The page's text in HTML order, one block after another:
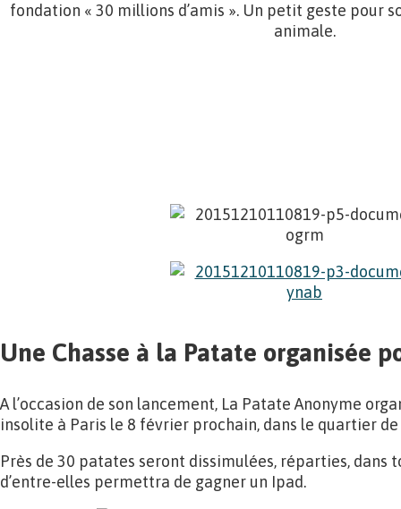
fondation « 30 millions d’amis ». Un petit geste pour
animale.
Une Chasse à la Patate organisée
A l’occasion de son lancement, La Patate Anonyme
insolite à Paris le 8 février prochain, dans le quartier
Près de 30 patates seront dissimulées, réparties, dans
d’entre-elles permettra de gagner un Ipad.